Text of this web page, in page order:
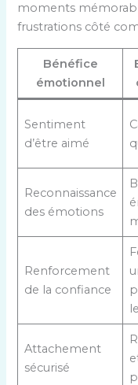
moments
frustrations côté
Bénéfice
émotionnel
Sentiment
d’être aimé
Reconnaissance
des émotions
Renforcement
de la confiance
Attachement
sécurisé